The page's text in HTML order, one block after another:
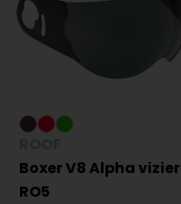
Boxer V8 Alpha vizier
RO5